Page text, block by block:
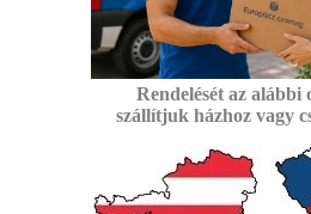
Rendelését az alábbi
szállítjuk házhoz vagy